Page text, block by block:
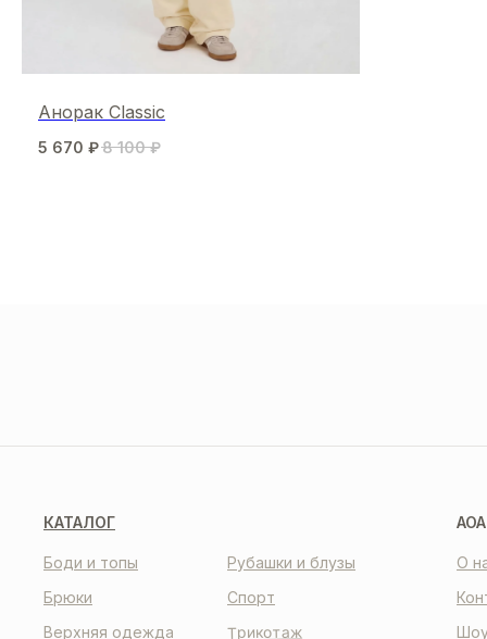
Анорак Сlassic
5 670 ₽8 100 ₽
КАТАЛОГ
О
Боди и топы
Спорт
Рубашки и блузы
Брюки
Трикотаж
Верхняя одежда